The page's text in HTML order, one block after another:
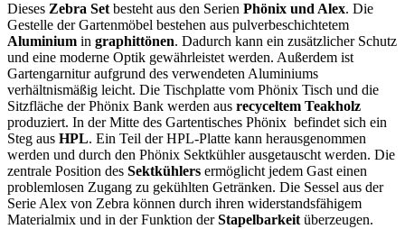
Dieses Zebra Set besteht aus den Serien Phönix und Alex. Die
Gestelle der Gartenmöbel bestehen aus pulverbeschichtetem
Aluminium in graphittönen. Dadurch kann ein zusätzlicher Schutz
und eine moderne Optik gewährleistet werden. Außerdem ist
Gartengarnitur aufgrund des verwendeten Aluminiums
verhältnismäßig leicht. Die Tischplatte vom Phönix Tisch und die
Sitzfläche der Phönix Bank werden aus recyceltem Teakholz
produziert. In der Mitte des Gartentisches Phönix befindet sich ein
Steg aus HPL. Ein Teil der HPL-Platte kann herausgenommen
werden und durch den Phönix Sektkühler ausgetauscht werden. Die
zentrale Position des Sektkühlers ermöglicht jedem Gast einen
problemlosen Zugang zu gekühlten Getränken. Die Sessel aus der
Serie Alex von Zebra können durch ihren widerstandsfähigem
Materialmix und in der Funktion derStapelbarkeit überzeugen.